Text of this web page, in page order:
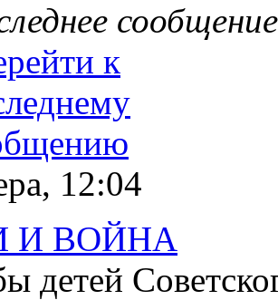
сообщение
12:04
И ВОЙНА
детей